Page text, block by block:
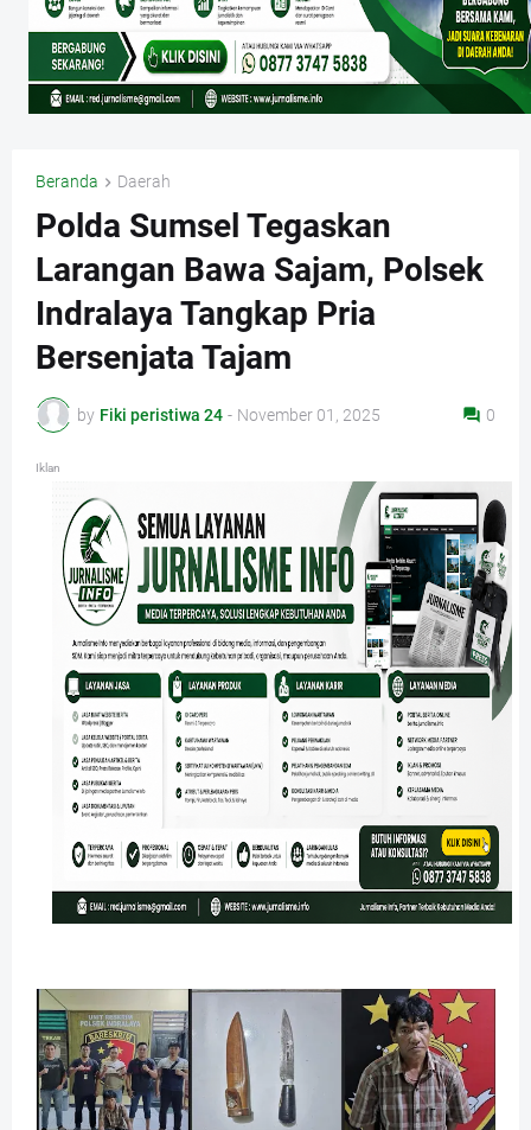
Beranda Daerah
Polda Sumsel Tegaskan
Larangan Bawa Sajam, Polsek
Indralaya Tangkap Pria
Bersenjata Tajam
by Fiki peristiwa 24 - November 01, 2025 0
Iklan